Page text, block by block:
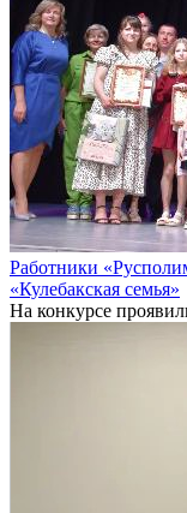
Работники
«Кулебакская семья»
На конкурсе